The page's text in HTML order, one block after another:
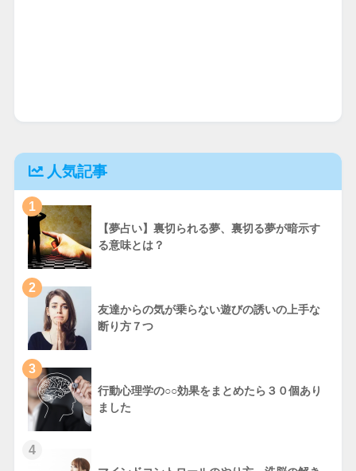
人気記事
1
【夢占い】裏切られる夢、裏切る夢が暗示す
る意味とは？
2
友達からの気が乗らない遊びの誘いの上手な
断り方７つ
3
行動心理学の○○効果をまとめたら３０個あり
ました
4